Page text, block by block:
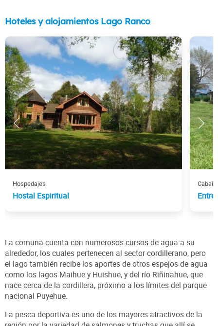
Hoteles y alojamientos Lago Ranco
Hospedajes
Hostal Espiritual Entre
La comuna cuenta con numerosos cursos de agua a su
alrededor, los cuales pertenecen al sector cordillerano, pero
el lago también recibe los aportes de otros espejos de agua
como los lagos Maihue y Huishue, y del río Riñinahue, que
nace cerca de la cordillera, próximo a los límites del parque
nacional Puyehue.
La pesca deportiva es uno de los mayores atractivos de la